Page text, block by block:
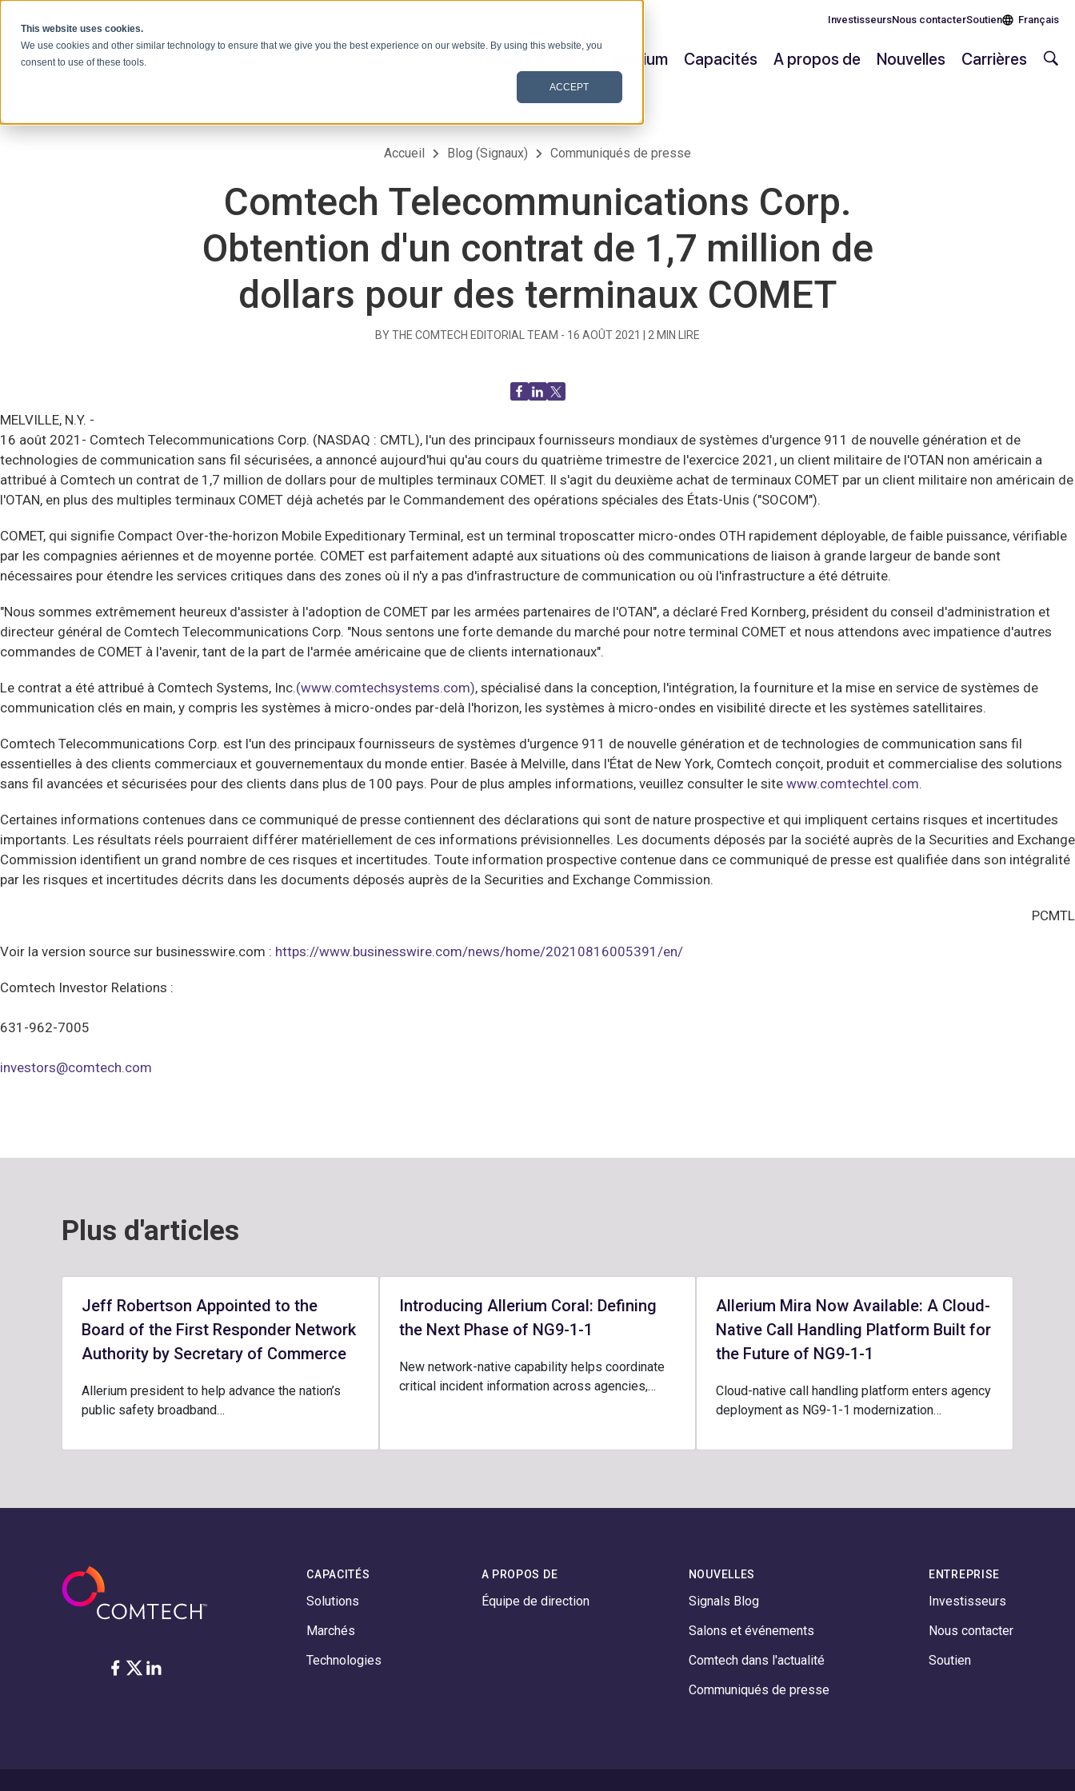
This website uses cookies.
We use cookies and other similar technology to ensure that we give you the best experience on our website. By using this website, you
consent to use of these tools.
ACCEPT
InvestisseursNous contacterSoutien Français
Allerium Capacités A propos de Nouvelles Carrières
Accueil Blog (Signaux) Communiqués de presse
Comtech Telecommunications Corp.
Obtention d'un contrat de 1,7 million de
dollars pour des terminaux COMET
BY THE COMTECH EDITORIAL TEAM - 16 AOÛT 2021 2 MIN LIRE
MELVILLE, N.Y. -
16 août 2021- Comtech Telecommunications Corp. (NASDAQ : CMTL), l'un des principaux fournisseurs mondiaux de systèmes d'urgence 911 de nouvelle génération et de
technologies de communication sans fil sécurisées, a annoncé aujourd'hui qu'au cours du quatrième trimestre de l'exercice 2021, un client militaire de l'OTAN non américain a
attribué à Comtech un contrat de 1,7 million de dollars pour de multiples terminaux COMET. Il s'agit du deuxième achat de terminaux COMET par un client militaire non américain de
l'OTAN, en plus des multiples terminaux COMET déjà achetés par le Commandement des opérations spéciales des États-Unis ("SOCOM").
COMET, qui signifie Compact Over-the-horizon Mobile Expeditionary Terminal, est un terminal troposcatter micro-ondes OTH rapidement déployable, de faible puissance, vérifiable
par les compagnies aériennes et de moyenne portée. COMET est parfaitement adapté aux situations où des communications de liaison à grande largeur de bande sont
nécessaires pour étendre les services critiques dans des zones où il n'y a pas d'infrastructure de communication ou où l'infrastructure a été détruite.
"Nous sommes extrêmement heureux d'assister à l'adoption de COMET par les armées partenaires de l'OTAN", a déclaré Fred Kornberg, président du conseil d'administration et
directeur général de Comtech Telecommunications Corp. "Nous sentons une forte demande du marché pour notre terminal COMET et nous attendons avec impatience d'autres
commandes de COMET à l'avenir, tant de la part de l'armée américaine que de clients internationaux".
Le contrat a été attribué à Comtech Systems, Inc.(www.comtechsystems.com), spécialisé dans la conception, l'intégration, la fourniture et la mise en service de systèmes de
communication clés en main, y compris les systèmes à micro-ondes par-delà l'horizon, les systèmes à micro-ondes en visibilité directe et les systèmes satellitaires.
Comtech Telecommunications Corp. est l'un des principaux fournisseurs de systèmes d'urgence 911 de nouvelle génération et de technologies de communication sans fil
essentielles à des clients commerciaux et gouvernementaux du monde entier. Basée à Melville, dans l'État de New York, Comtech conçoit, produit et commercialise des solutions
sans fil avancées et sécurisées pour des clients dans plus de 100 pays. Pour de plus amples informations, veuillez consulter le site www.comtechtel.com.
Certaines informations contenues dans ce communiqué de presse contiennent des déclarations qui sont de nature prospective et qui impliquent certains risques et incertitudes
importants. Les résultats réels pourraient différer matériellement de ces informations prévisionnelles. Les documents déposés par la société auprès de la Securities and Exchange
Commission identifient un grand nombre de ces risques et incertitudes. Toute information prospective contenue dans ce communiqué de presse est qualifiée dans son intégralité
par les risques et incertitudes décrits dans les documents déposés auprès de la Securities and Exchange Commission.
PCMTL
Voir la version source sur businesswire.com : https://www.businesswire.com/news/home/20210816005391/en/
Comtech Investor Relations :
631-962-7005
investors@comtech.com
Plus d'articles
Jeff Robertson Appointed to the
Board of the First Responder Network
Authority by Secretary of Commerce
Allerium president to help advance the nation’s
public safety broadband…
Introducing Allerium Coral: Defining
the Next Phase of NG9-1-1
New network-native capability helps coordinate
critical incident information across agencies,…
Allerium Mira Now Available: A Cloud-
Native Call Handling Platform Built for
the Future of NG9-1-1
Cloud-native call handling platform enters agency
deployment as NG9-1-1 modernization…
Facebook
Twitter
LinkedIn
CAPACITÉS
Solutions
Marchés
Technologies
A PROPOS DE
Équipe de direction
NOUVELLES
Signals Blog
Salons et événements
Comtech dans l'actualité
Communiqués de presse
ENTREPRISE
Investisseurs
Nous contacter
Soutien